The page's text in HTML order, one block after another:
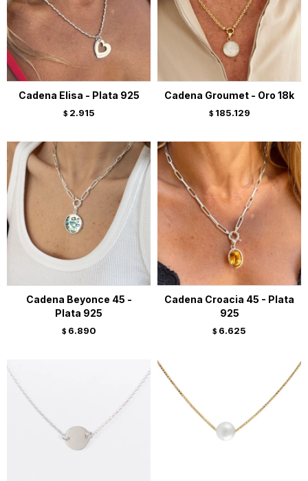
Cadena Elisa - Plata 925
$ 2.915
Cadena Groumet - Oro 18k
$ 185.129
Cadena Beyonce 45 -
Plata 925
$ 6.890
Cadena Croacia 45 - Plata
925
$ 6.625